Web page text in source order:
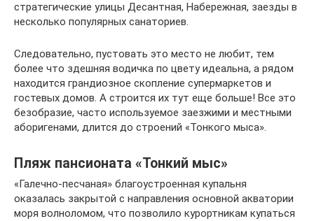
стратегические улицы Десантная, Набережная, заезды в
несколько популярных санаториев.
Следовательно, пустовать это место не любит, тем
более что здешняя водичка по цвету идеальна, а рядом
находится грандиозное скопление супермаркетов и
гостевых домов. А строится их тут еще больше! Все это
безобразие, часто используемое заезжими и местными
аборигенами, длится до строений «Тонкого мыса».
Пляж пансионата «Тонкий мыс»
«Галечно-песчаная» благоустроенная купальня
оказалась закрытой с направления основной акватории
моря волноломом, что позволило курортникам купаться